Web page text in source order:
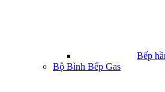
Bếp
Bộ Bình Bếp Gas